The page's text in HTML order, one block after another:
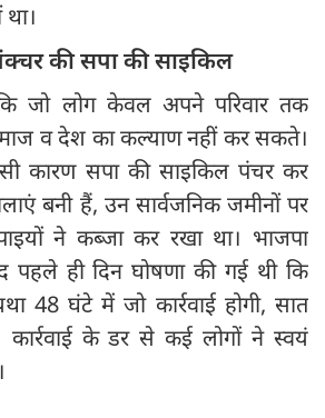
की सपा की साइकिल
जो लोग केवल अपने परिवार तक
व देश का कल्याण नहीं कर सकते।
कारण सपा की साइकिल पंचर कर
बनी हैं, उन सार्वजनिक जमीनों पर
ने कब्जा कर रखा था। भाजपा
पहले ही दिन घोषणा की गई थी कि
48 घंटे में जो कार्रवाई होगी, सात
कार्रवाई के डर से कई लोगों ने स्वयं